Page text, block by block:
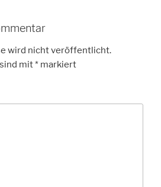
wird nicht veröffentlicht.
mit* markiert